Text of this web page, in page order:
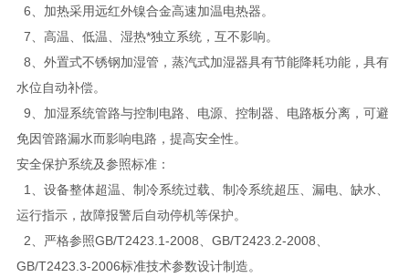
6、加热采用远红外镍合金高速加温电热器。
7、高温、低温、湿热*独立系统，互不影响。
8、外置式不锈钢加湿管，蒸汽式加湿器具有节能降耗功能，具有
水位自动补偿。
9、加湿系统管路与控制电路、电源、控制器、电路板分离，可避
免因管路漏水而影响电路，提高安全性。
安全保护系统及参照标准：
1、设备整体超温、制冷系统过载、制冷系统超压、漏电、缺水、
运行指示，故障报警后自动停机等保护。
2、严格参照GB/T2423.1-2008、GB/T2423.2-2008、
GB/T2423.3-2006标准技术参数设计制造。